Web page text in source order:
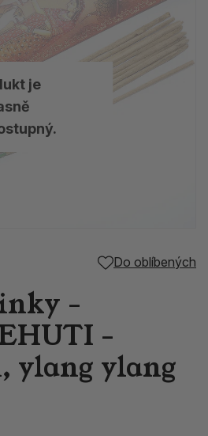
je
Do oblíbených
-
-
ylang ylang